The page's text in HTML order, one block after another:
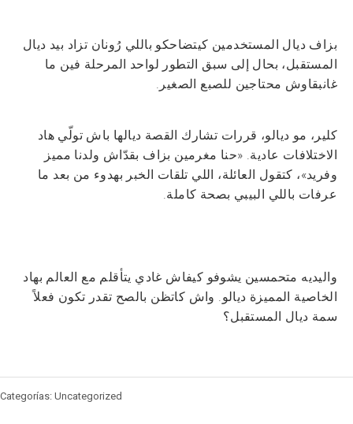
بزاف ديال المستخدمين كيتضاحكو باللي رُونان تزاد بيد ديال
المستقبل، بحال إلى سبق التطور لواحد المرحلة فين ما
غانبقاوش محتاجين للصبع الصغير.
كلير، مو ديالو، قررات تشارك القصة ديالها باش تولّي هاد
الاختلافات عادية. «حنا مغرمين بزاف بقدّاش ولدنا مميز
وفريد»، كتقول العائلة، اللي تلقات الخبر بهدوء من بعد ما
عرفات باللي البيبي بصحة كاملة.
واليديه متحمسين يشوفو كيفاش غادي يتأقلم مع العالم بهاد
الخاصية المميزة ديالو. واش كاتظن بالصح تقدر تكون فعلاً
سمة ديال المستقبل؟
Categorías: Uncategorized